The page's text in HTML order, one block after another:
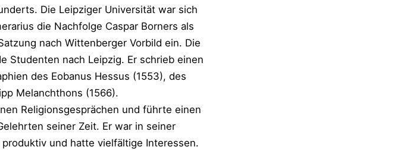
Die Leipziger Universität war sich
die Nachfolge Caspar Borners als
nach Wittenberger Vorbild ein. Die
Studenten nach Leipzig. Er schrieb einen
des Eobanus Hessus (1553), des
Melanchthons (1566).
Religionsgesprächen und führte einen
seiner Zeit. Er war in seiner
und hatte vielfältige Interessen.